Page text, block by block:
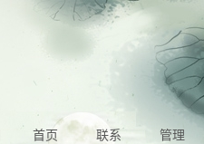
首页 联系 管理